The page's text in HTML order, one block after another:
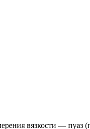
вязкости — пуаз